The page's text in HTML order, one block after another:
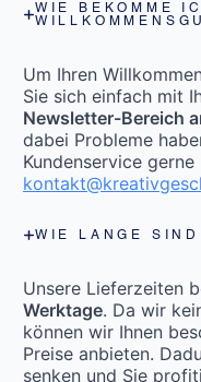
WIE BEKOMME
Um Ihren
Sie sich einfach mit
Newsletter-Bereich
dabei Probleme
Kundenservice gerne
WIE LANGE
Unsere Lieferzeiten
Werktage. Da wir
können wir Ihnen
Preise anbieten.
senken und Sie